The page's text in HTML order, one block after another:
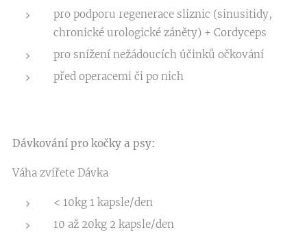
pro podporu regenerace sliznic (sinusitidy,
chronické urologické záněty) + Cordyceps
pro snížení nežádoucích účinků očkování
před operacemi či po nich
Dávkování pro kočky a psy:
Váha zvířete Dávka
< 10kg 1 kapsle/den
10 až 20kg 2 kapsle/den